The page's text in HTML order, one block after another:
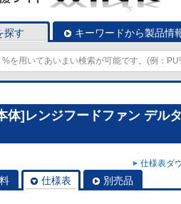
探す キーワードから製品情
体]レンジフードファン デル
仕様表ダ
仕様表 別売品